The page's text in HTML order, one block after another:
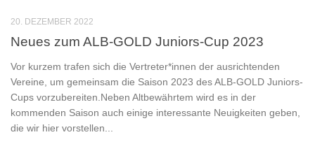
20. DEZEMBER 2022
Neues zum ALB-GOLD Juniors-Cup 2023
Vor kurzem trafen sich die Vertreter*innen der ausrichtenden
Vereine, um gemeinsam die Saison 2023 des ALB-GOLD Juniors-
Cups vorzubereiten.Neben Altbewährtem wird es in der
kommenden Saison auch einige interessante Neuigkeiten geben,
die wir hier vorstellen...